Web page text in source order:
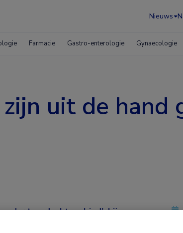
Nieuws
Farmacie Gastro-enterologie Gynaecologie
uit de hand
‘aandachtsgebied’: hij
uit het